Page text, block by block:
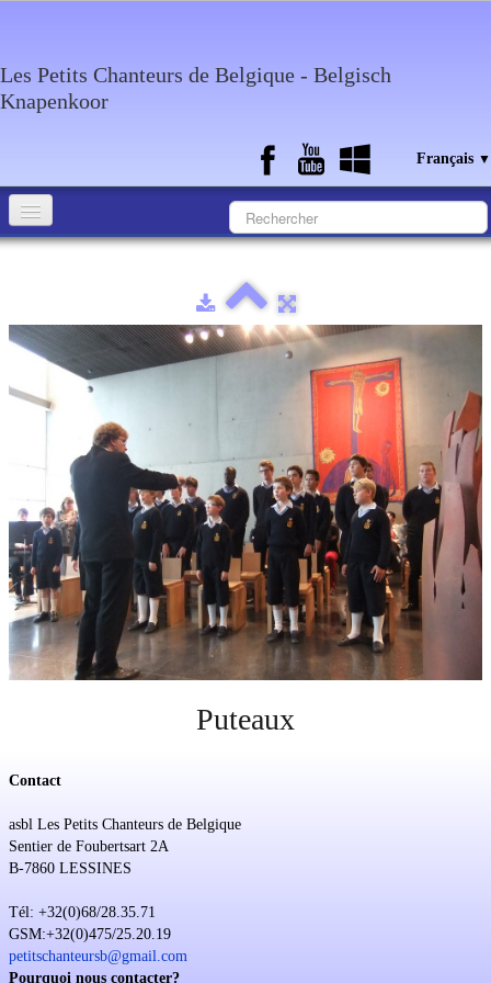
Les Petits Chanteurs de Belgique - Belgisch
Knapenkoor
Français ▼
Medias
Agenda
Discographie
Contact
Soutien
Sponsoring
Événements
Puteaux
Contact
asbl Les Petits Chanteurs de Belgique
Sentier de Foubertsart 2A
B-7860 LESSINES
Tél: +32(0)68/28.35.71
GSM:+32(0)475/25.20.19
petitschanteursb@gmail.com
Pourquoi nous contacter?